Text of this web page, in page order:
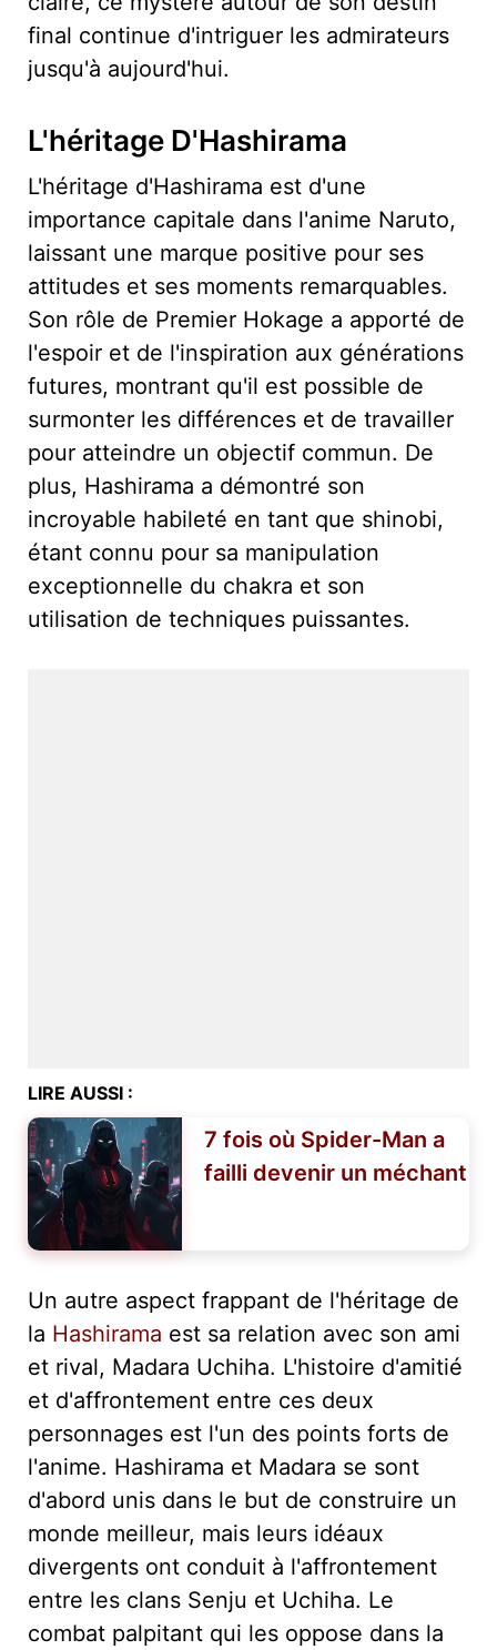
final continue d'intriguer les admirateurs
jusqu'à aujourd'hui.
L'héritage D'Hashirama
L'héritage d'Hashirama est d'une
importance capitale dans l'anime Naruto,
laissant une marque positive pour ses
attitudes et ses moments remarquables.
Son rôle de Premier Hokage a apporté de
l'espoir et de l'inspiration aux générations
futures, montrant qu'il est possible de
surmonter les différences et de travailler
pour atteindre un objectif commun. De
plus, Hashirama a démontré son
incroyable habileté en tant que shinobi,
étant connu pour sa manipulation
exceptionnelle du chakra et son
utilisation de techniques puissantes.
LIRE AUSSI :
7 fois où Spider-Man a
failli devenir un méchant
Un autre aspect frappant de l'héritage de
la Hashirama est sa relation avec son ami
et rival, Madara Uchiha. L'histoire d'amitié
et d'affrontement entre ces deux
personnages est l'un des points forts de
l'anime. Hashirama et Madara se sont
d'abord unis dans le but de construire un
monde meilleur, mais leurs idéaux
divergents ont conduit à l'affrontement
entre les clans Senju et Uchiha. Le
combat palpitant qui les oppose dans la